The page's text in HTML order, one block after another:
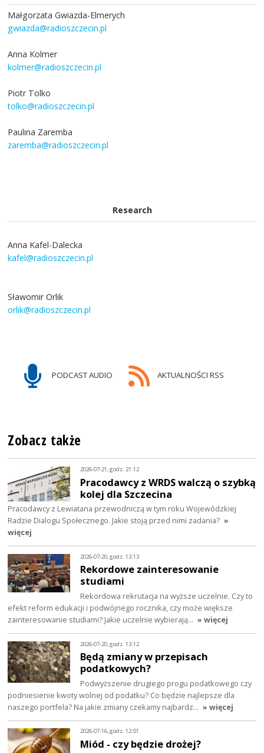
Małgorzata Gwiazda-Elmerych
gwiazda@radioszczecin.pl
Anna Kolmer
kolmer@radioszczecin.pl
Piotr Tolko
tolko@radioszczecin.pl
Paulina Zaremba
zaremba@radioszczecin.pl
Research
Anna Kafel-Dalecka
kafel@radioszczecin.pl
Sławomir Orlik
orlik@radioszczecin.pl
PODCAST AUDIO AKTUALNOŚCI RSS
Zobacz także
2026-07-21, godz. 21:12
Pracodawcy z WRDS walczą o szybką
kolej dla Szczecina
Pracodawcy z Lewiatana przewodniczą w tym roku Wojewódzkiej
Radzie Dialogu Społecznego. Jakie stoją przed nimi zadania? »
więcej
2026-07-20, godz. 13:13
Rekordowe zainteresowanie
studiami
Rekordowa rekrutacja na wyższe uczelnie. Czy to
efekt reform edukacji i podwójnego rocznika, czy może większe
zainteresowanie studiami? Jakie uczelnie wybierają… » więcej
2026-07-20, godz. 13:12
Będą zmiany w przepisach
podatkowych?
Podwyższenie drugiego progu podatkowego czy
podniesienie kwoty wolnej od podatku? Co będzie najlepsze dla
naszego portfela? Na jakie zmiany czekamy najbardz… » więcej
2026-07-16, godz. 12:01
Miód - czy będzie drożej?